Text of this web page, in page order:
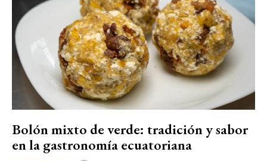
Bolón mixto de verde: tradición y sabor
en la gastronomía ecuatoriana